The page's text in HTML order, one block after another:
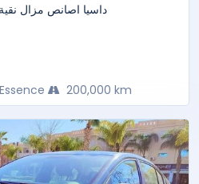
داسيا اصانص مزال
Essence 200,000 km